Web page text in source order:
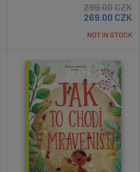
299.00CZK
269.00 CZK
NOT IN STOCK